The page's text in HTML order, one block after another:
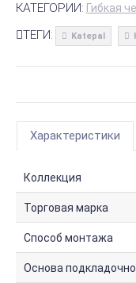
КАТЕГОРИИ: Гибкая
ТЕГИ: Katepal
Характеристики
Коллекция
Торговая марка
Способ монтажа
Основа